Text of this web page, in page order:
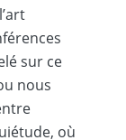
sur ce
nous
où